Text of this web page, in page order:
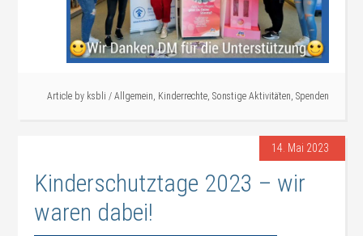
Article by ksbli / Allgemein, Kinderrechte, Sonstige Aktivitäten, Spenden
14. Mai 2023
Kinderschutztage 2023 – wir
waren dabei!